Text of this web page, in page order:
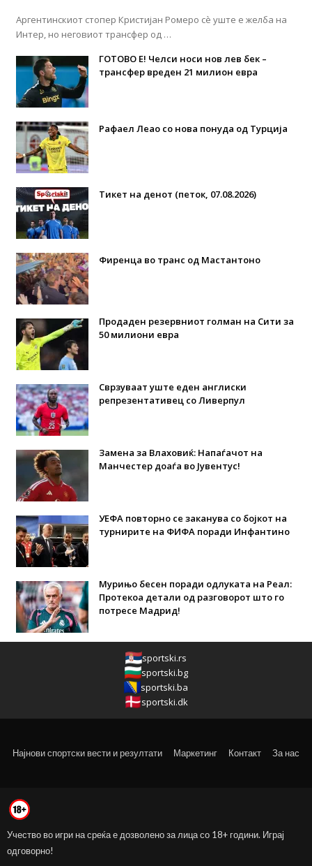
Аргентинскиот стопер Кристијан Ромеро сè уште е желба на
Интер, но неговиот трансфер од …
ГОТОВО Е! Челси носи нов лев бек –
трансфер вреден 21 милион евра
Рафаел Леао со нова понуда од Турција
Тикет на денот (петок, 07.08.2026)
Фиренца во транс од Мастантоно
Продаден резервниот голман на Сити за
50 милиони евра
Сврзуваат уште еден англиски
репрезентативец со Ливерпул
Замена за Влаховиќ: Напаѓачот на
Манчестер доаѓа во Јувентус!
УЕФА повторно се заканува со бојкот на
турнирите на ФИФА поради Инфантино
Мурињо бесен поради одлуката на Реал:
Протекоа детали од разговорот што го
потресе Мадрид!
sportski.rs
sportski.bg
sportski.ba
sportski.dk
Најнови спортски вести и резултати Маркетинг Контакт За нас
Учество во игри на среќа е дозволено за лица со 18+ години. Играј
одговорно!